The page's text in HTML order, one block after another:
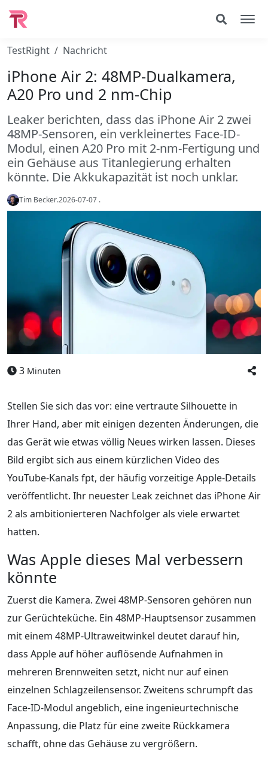
TestRight Nachricht
iPhone Air 2: 48MP-Dualkamera,
A20 Pro und 2 nm-Chip
Leaker berichten, dass das iPhone Air 2 zwei
48MP-Sensoren, ein verkleinertes Face-ID-
Modul, einen A20 Pro mit 2-nm-Fertigung und
ein Gehäuse aus Titanlegierung erhalten
könnte. Die Akkukapazität ist noch unklar.
Tim Becker.2026-07-07 .
3 Minuten
Stellen Sie sich das vor: eine vertraute Silhouette in
Ihrer Hand, aber mit einigen dezenten Änderungen, die
das Gerät wie etwas völlig Neues wirken lassen. Dieses
Bild ergibt sich aus einem kürzlichen Video des
YouTube-Kanals fpt, der häufig vorzeitige Apple-Details
veröffentlicht. Ihr neuester Leak zeichnet das iPhone Air
2 als ambitionierteren Nachfolger als viele erwartet
hatten.
Was Apple dieses Mal verbessern
könnte
Zuerst die Kamera. Zwei 48MP-Sensoren gehören nun
zur Gerüchteküche. Ein 48MP-Hauptsensor zusammen
mit einem 48MP-Ultraweitwinkel deutet darauf hin,
dass Apple auf höher auflösende Aufnahmen in
mehreren Brennweiten setzt, nicht nur auf einen
einzelnen Schlagzeilensensor. Zweitens schrumpft das
Face-ID-Modul angeblich, eine ingenieurtechnische
Anpassung, die Platz für eine zweite Rückkamera
schafft, ohne das Gehäuse zu vergrößern.